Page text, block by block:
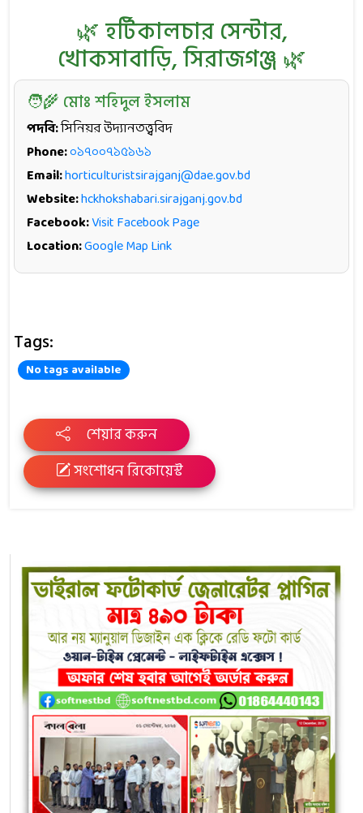
🌿 হর্টিকালচার সেন্টার,
খোকসাবাড়ি, সিরাজগঞ্জ 🌿
🧑‍🌾 মোঃ শহিদুল ইসলাম
পদবি:সিনিয়র উদ্যানতত্ত্ববিদ
Phone:০১৭০০৭১৫১৬১
Email:horticulturistsirajganj@dae.gov.bd
Website:hckhokshabari.sirajganj.gov.bd
Facebook:Visit Facebook Page
Location:Google Map Link
Tags:
No tags available
শেয়ার করুন
সংশোধন রিকোয়েস্ট